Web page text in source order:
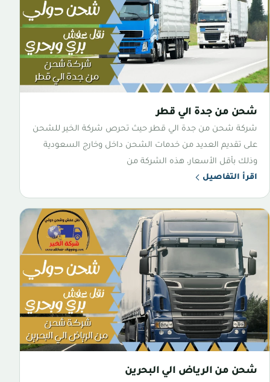
شحن من جدة الي قطر
شركة شحن من جدة الي قطر حيث تحرص شركة الخير للشحن
على تقديم العديد من خدمات الشحن داخل وخارج السعودية
وذلك بأقل الأسعار، هذه الشركة من
اقرأ التفاصيل
شحن من الرياض الي البحرين